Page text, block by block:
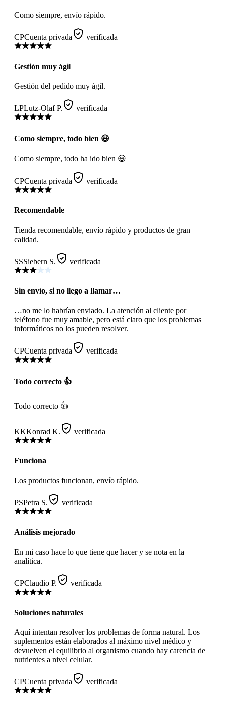
Como siempre, envío rápido.
CPCuenta privada verificada
Gestión muy ágil
Gestión del pedido muy ágil.
LPLutz-Olaf P. verificada
Como siempre, todo bien 😃
Como siempre, todo ha ido bien 😃
CPCuenta privada verificada
Recomendable
Tienda recomendable, envío rápido y productos de gran
calidad.
SSSiebern S. verificada
Sin envío, si no llego a llamar…
…no me lo habrían enviado. La atención al cliente por
teléfono fue muy amable, pero está claro que los problemas
informáticos no los pueden resolver.
CPCuenta privada verificada
Todo correcto 👍
Todo correcto 👍
KKKonrad K. verificada
Funciona
Los productos funcionan, envío rápido.
PSPetra S. verificada
Análisis mejorado
En mi caso hace lo que tiene que hacer y se nota en la
analítica.
CPClaudio P. verificada
Soluciones naturales
Aquí intentan resolver los problemas de forma natural. Los
suplementos están elaborados al máximo nivel médico y
devuelven el equilibrio al organismo cuando hay carencia de
nutrientes a nivel celular.
CPCuenta privada verificada